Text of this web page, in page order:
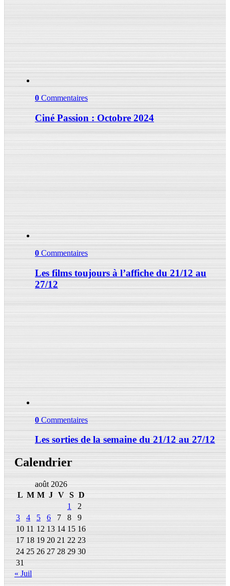
0 Commentaires
Ciné Passion : Octobre 2024
0 Commentaires
Les films toujours à l’affiche du 21/12 au
27/12
0 Commentaires
Les sorties de la semaine du 21/12 au 27/12
Calendrier
août 2026
L M M J V S D
1
2
3
4 5 6 7 8
9
10 11 12 13 14 15 16
17 18 19 20 21 22 23
24 25 26 27 28 29 30
31
« Juil